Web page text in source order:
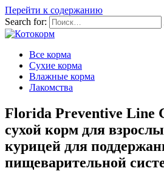
Перейти к содержанию
Search for:
Все корма
Сухие корма
Влажные корма
Лакомства
Florida Preventive Line
сухой корм для
курицей для
пищеварительной